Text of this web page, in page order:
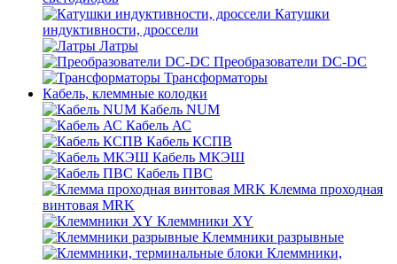
Катушки
индуктивности, дроссели
Латры
Преобразователи DC-DC
Трансформаторы
Кабель, клеммные колодки
Кабель NUM
Кабель АС
Кабель КСПВ
Кабель МКЭШ
Кабель ПВС
Клемма проходная
винтовая MRK
Клеммники XY
Клеммники разрывные
Клеммники,